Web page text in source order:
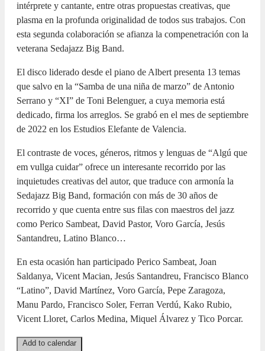
intérprete y cantante, entre otras propuestas creativas, que
plasma en la profunda originalidad de todos sus trabajos. Con
esta segunda colaboración se afianza la compenetración con la
veterana Sedajazz Big Band.
El disco liderado desde el piano de Albert presenta 13 temas
que salvo en la “Samba de una niña de marzo” de Antonio
Serrano y “XI” de Toni Belenguer, a cuya memoria está
dedicado, firma los arreglos. Se grabó en el mes de septiembre
de 2022 en los Estudios Elefante de Valencia.
El contraste de voces, géneros, ritmos y lenguas de “Algú que
em vullga cuidar” ofrece un interesante recorrido por las
inquietudes creativas del autor, que traduce con armonía la
Sedajazz Big Band, formación con más de 30 años de
recorrido y que cuenta entre sus filas con maestros del jazz
como Perico Sambeat, David Pastor, Voro García, Jesús
Santandreu, Latino Blanco…
En esta ocasión han participado Perico Sambeat, Joan
Saldanya, Vicent Macian, Jesús Santandreu, Francisco Blanco
“Latino”, David Martínez, Voro García, Pepe Zaragoza,
Manu Pardo, Francisco Soler, Ferran Verdú, Kako Rubio,
Vicent Lloret, Carlos Medina, Miquel Álvarez y Tico Porcar.